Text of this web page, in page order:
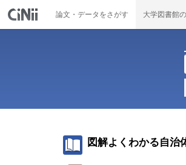
論文・データをさがす 大学図書館
図解よくわかる自治